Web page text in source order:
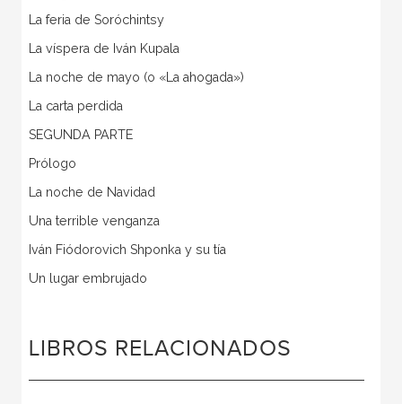
La feria de Soróchintsy
La víspera de Iván Kupala
La noche de mayo (o «La ahogada»)
La carta perdida
SEGUNDA PARTE
Prólogo
La noche de Navidad
Una terrible venganza
Iván Fiódorovich Shponka y su tía
Un lugar embrujado
LIBROS RELACIONADOS